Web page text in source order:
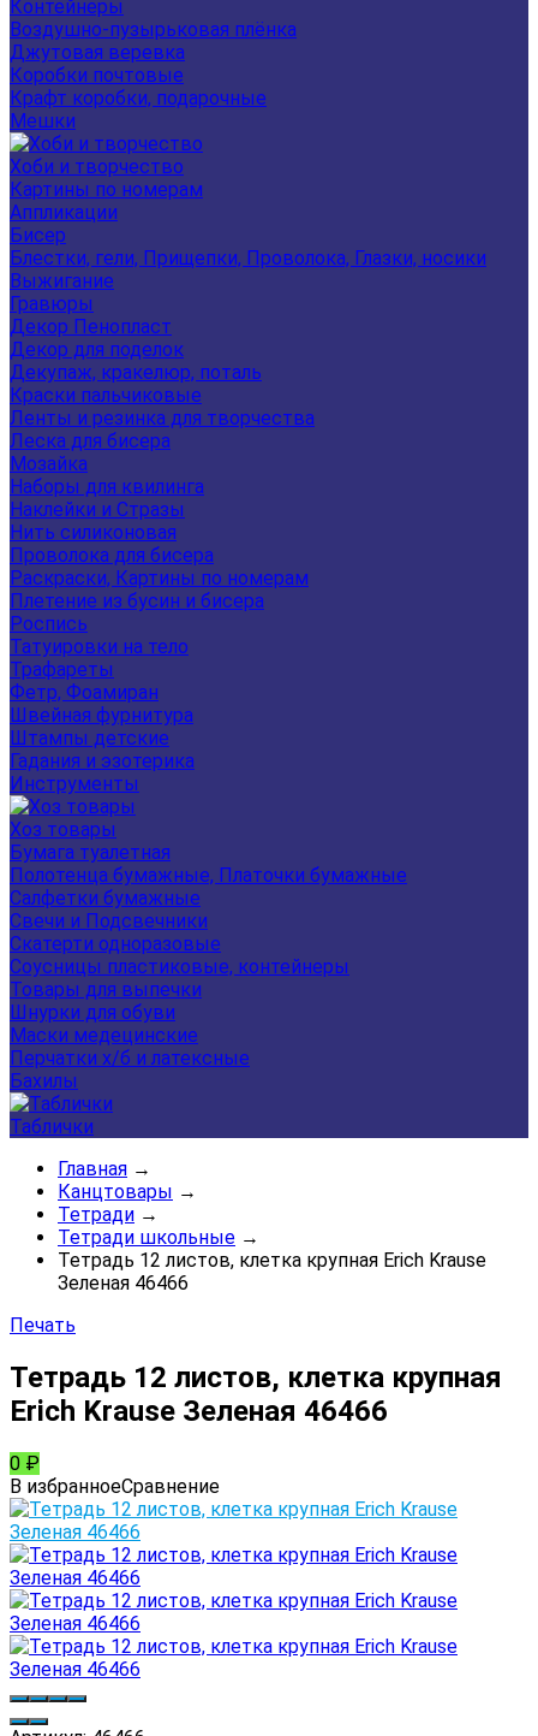
Контейнеры
Воздушно-пузырьковая плёнка
Джутовая веревка
Коробки почтовые
Крафт коробки, подарочные
Мешки
Хоби и творчество
Картины по номерам
Аппликации
Бисер
Блестки, гели, Прищепки, Проволока, Глазки, носики
Выжигание
Гравюры
Декор Пенопласт
Декор для поделок
Декупаж, кракелюр, поталь
Краски пальчиковые
Ленты и резинка для творчества
Леска для бисера
Мозайка
Наборы для квилинга
Наклейки и Стразы
Нить силиконовая
Проволока для бисера
Раскраски, Картины по номерам
Плетение из бусин и бисера
Роспись
Татуировки на тело
Трафареты
Фетр, Фоамиран
Швейная фурнитура
Штампы детские
Гадания и эзотерика
Инструменты
Хоз товары
Бумага туалетная
Полотенца бумажные, Платочки бумажные
Салфетки бумажные
Свечи и Подсвечники
Скатерти одноразовые
Соусницы пластиковые, контейнеры
Товары для выпечки
Шнурки для обуви
Маски медецинские
Перчатки х/б и латексные
Бахилы
Таблички
Главная →
Канцтовары →
Тетради →
Тетради школьные →
Тетрадь 12 листов, клетка крупная Erich Krause
Зеленая 46466
Печать
Тетрадь 12 листов, клетка крупная
Erich Krause Зеленая 46466
0 ₽
В избранноеСравнение